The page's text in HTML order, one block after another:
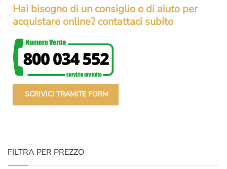
Hai bisogno di un consiglio o di aiuto per
acquistare online? contattaci subito
SCRIVICI TRAMITE FORM
FILTRA PER PREZZO